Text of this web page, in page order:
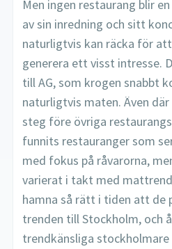
Men ingen restaurang blir
av sin inredning och sitt
naturligtvis kan räcka för
generera ett visst intresse.
till AG, som krogen snabbt
naturligtvis maten. Även
steg före övriga
funnits restauranger som
med fokus på råvarorna,
varierat i takt med
hamna så rätt i tiden att de
trenden till Stockholm, och
trendkänsliga